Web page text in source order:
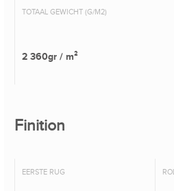
TOTAAL GEWICHT (G/M2)
2 360gr / m²
Finition
EERSTE RUG